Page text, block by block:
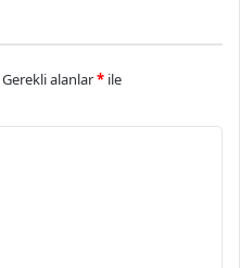
Gerekli alanlar* ile